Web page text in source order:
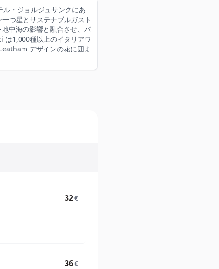
・ジョルジュサンクにあ
つ星とサステナブルガスト
中海の影響と融合させ、パ
は1,000種以上のイタリアワ
デザインの花に囲ま
32€
36€